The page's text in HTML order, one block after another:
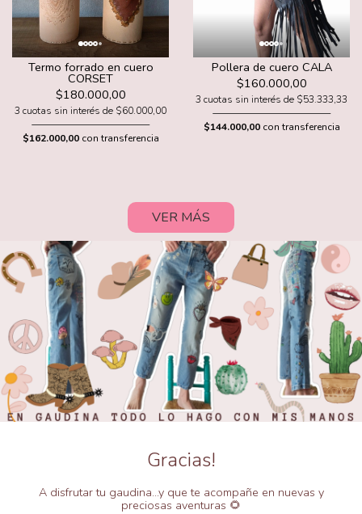
Termo forrado en cuero
CORSET
$180.000,00
3 cuotas sin interés de $60.000,00
$162.000,00con transferencia
Pollera de cuero CALA
$160.000,00
3 cuotas sin interés de $53.333,33
$144.000,00con transferencia
VER MÁS
Gracias!
A disfrutar tu gaudina...y que te acompañe en nuevas y
preciosas aventuras 🌻